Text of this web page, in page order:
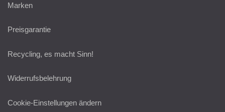
Marken
Preisgarantie
Recycling, es macht Sinn!
Widerrufsbelehrung
Cookie-Einstellungen ändern